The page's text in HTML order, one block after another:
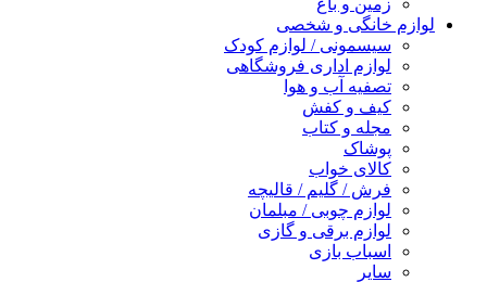
زمین و باغ
خانگی و شخصی
سیسمونی / لوازم کودک
لوازم اداری فروشگاهی
تصفیه آب و هوا
کیف و کفش
مجله و کتاب
پوشاک
کالای خواب
فرش / گلیم / قالیچه
لوازم چوبی / مبلمان
لوازم برقی و گازی
اسباب بازی